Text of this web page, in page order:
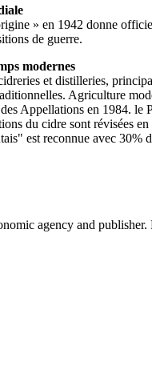
» en 1942 donne
de guerre.
modernes
et distilleries,
Agriculture
Appellations en 1984. le
du cidre sont révisées
est reconnue avec 30%
agency and